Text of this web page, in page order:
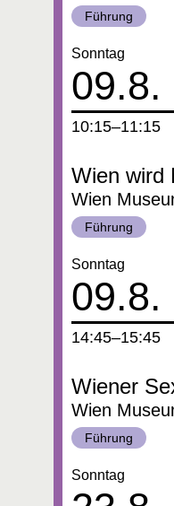
Kategorie:
Führung
Wien wird
Wien
Kategorie:
Führung
Datum:
09.8.
Sonntag
um
10:15–11:15
Wiener
Wien
Kategorie:
Führung
Datum:
09.8.
Sonntag
um
14:45–15:45
Datum:
Sonntag